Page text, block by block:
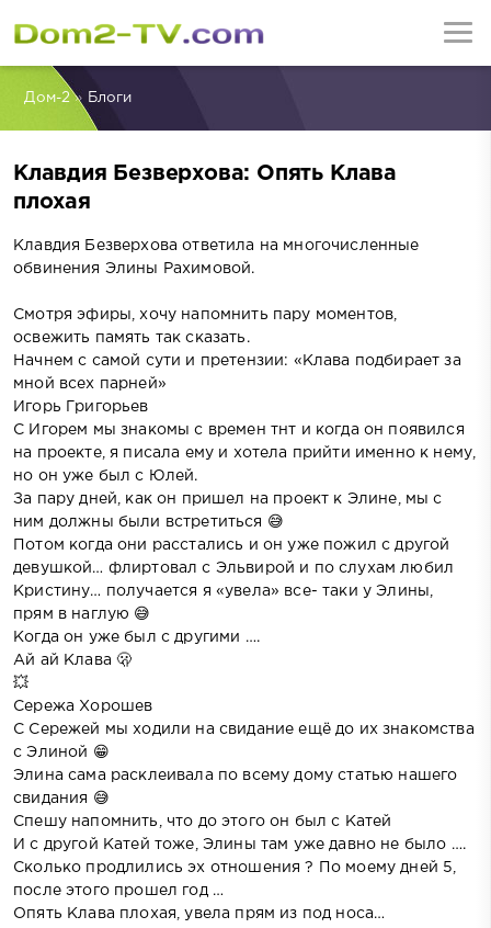
Дом-2» Блоги
Клавдия Безверхова: Опять Клава
плохая
Клавдия Безверхова ответила на многочисленные
обвинения Элины Рахимовой.
Смотря эфиры, хочу напомнить пару моментов,
освежить память так сказать.
Начнем с самой сути и претензии: «Клава подбирает за
мной всех парней»
Игорь Григорьев
С Игорем мы знакомы с времен тнт и когда он появился
на проекте, я писала ему и хотела прийти именно к нему,
но он уже был с Юлей.
За пару дней, как он пришел на проект к Элине, мы с
ним должны были встретиться 😅
Потом когда они расстались и он уже пожил с другой
девушкой… флиртовал с Эльвирой и по слухам любил
Кристину… получается я «увела» все- таки у Элины,
прям в наглую 😅
Когда он уже был с другими ….
Ай ай Клава 🫢
💥
Сережа Хорошев
С Сережей мы ходили на свидание ещё до их знакомства
с Элиной 😁
Элина сама расклеивала по всему дому статью нашего
свидания 😅
Спешу напомнить, что до этого он был с Катей
И с другой Катей тоже, Элины там уже давно не было ….
Сколько продлились эх отношения ? По моему дней 5,
после этого прошел год …
Опять Клава плохая, увела прям из под носа…